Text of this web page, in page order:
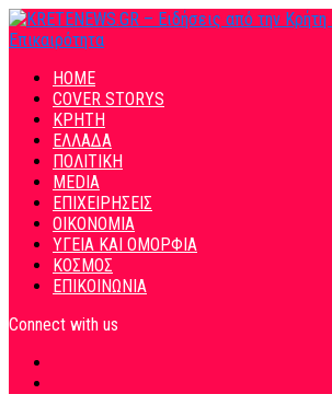
HOME
COVER STORYS
ΚΡΗΤΗ
ΕΛΛΑΔΑ
ΠΟΛΙΤΙΚΗ
MEDIA
ΕΠΙΧΕΙΡΗΣΕΙΣ
ΟΙΚΟΝΟΜΙΑ
ΥΓΕΙΑ ΚΑΙ ΟΜΟΡΦΙΑ
ΚΟΣΜΟΣ
ΕΠΙΚΟΙΝΩΝΙΑ
Connect with us